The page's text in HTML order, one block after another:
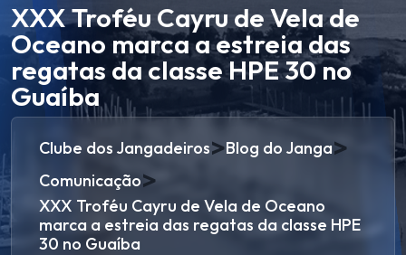
XXX Troféu Cayru de Vela de
Oceano marca a estreia das
regatas da classe HPE 30 no
Guaíba
Clube dos Jangadeiros>Blog do Janga>
Comunicação>
XXX Troféu Cayru de Vela de Oceano
marca a estreia das regatas da classe HPE
30 no Guaíba